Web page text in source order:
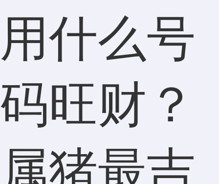
用什么号
码旺财？
属猪最吉